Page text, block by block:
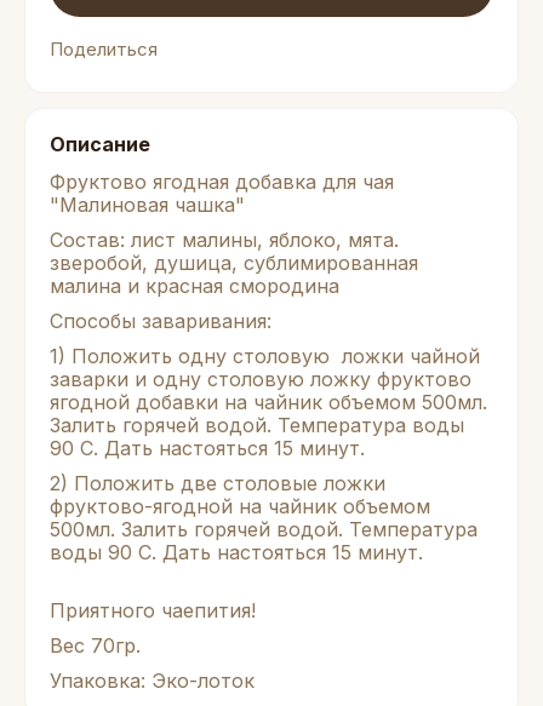
Поделиться
Описание
Фруктово ягодная добавка для чая
"Малиновая чашка"
Состав: лист малины, яблоко, мята.
зверобой, душица, сублимированная
малина и красная смородина
Способы заваривания:
1) Положить одну столовую ложки чайной
заварки и одну столовую ложку фруктово
ягодной добавки на чайник объемом 500мл.
Залить горячей водой. Температура воды
90 С. Дать настояться 15 минут.
2) Положить две столовые ложки
фруктово-ягодной на чайник объемом
500мл. Залить горячей водой. Температура
воды 90 С. Дать настояться 15 минут.
Приятного чаепития!
Вес 70гр.
Упаковка: Эко-лоток